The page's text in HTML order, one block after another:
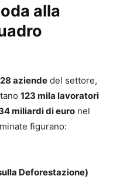
alla
28 aziende del settore,
123 mila lavoratori
miliardi di euro nel
figurano:
Deforestazione)